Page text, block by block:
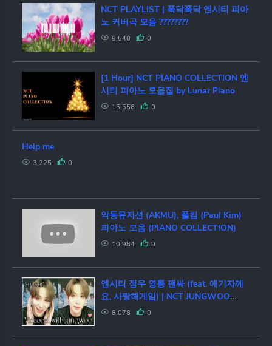
NCT PLAYLIST | 폭닥폭닥 엔시티 피아
노 커버곡 모음 ????????
9,540 0
[1 Hour] NCT PIANO COLLECTION 엔
시티 피아노 모음집 by Lunar Piano
15,556 0
Help me
3,225 0
악동뮤지션 (AKMU), 폴킴 (Paul Kim)
피아노 모음 (PIANO COLLECTION)
10,984 0
엔시티 정우 영통 팬싸 (feat. 애기자께
요, 사랑해게임) | NCT JUNGWOO
VIDEOCALL FANSIGN 시즈니 브이로
8,078 0